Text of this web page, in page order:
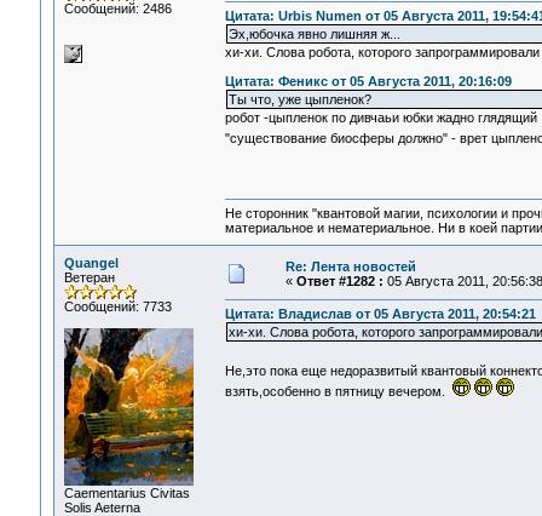
Сообщений: 2486
Цитата: Urbis Numen от 05 Августа 2011,
Эх,юбочка явно лишняя ж...
хи-хи. Слова робота, которого
Цитата: Феникс от 05 Августа 2011, 20:16:09
Ты что, уже цыпленок?
робот -цыпленок по дивчаьи юбки жадно глядящий
"существование биосферы должно" - врет
Не сторонник "квантовой магии, психологии и
материальное и нематериальное. Ни в коей
Quangel
Ветеран
Сообщений: 7733
Сaementarius Civitas
Solis Aeterna
Re: Лента новостей
« Ответ #1282 : 05 Августа 2011,
Цитата: Владислав от 05 Августа 2011, 20:54:21
хи-хи. Слова робота, которого
Не,это пока еще недоразвитый квантовый
взять,особенно в пятницу вечером.